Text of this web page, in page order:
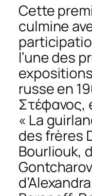
Cette
culmine
l’une des
russe en
Στέφανος,
« La
des frères
Bourliouk,